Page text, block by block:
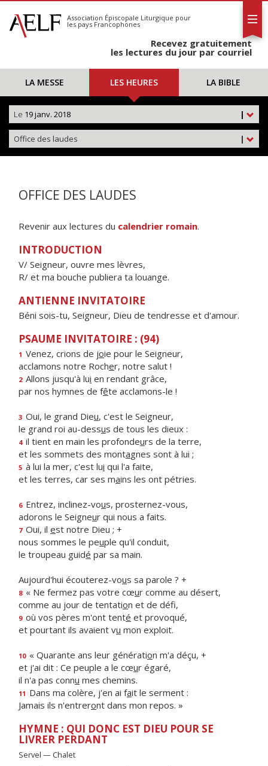
S'abonner
Calendrier
Association Épiscopale Liturgique pour
les pays Francophones
Recevez gratuitement
les lectures du jour par courriel
LA MESSE LES HEURES LA BIBLE
|
Le 19 janv. 2018
|
Office des laudes
OFFICE DES LAUDES
Revenir aux lectures du calendrier romain.
INTRODUCTION
V/ Seigneur, ouvre mes lèvres,
R/ et ma bouche publiera ta louange.
ANTIENNE INVITATOIRE
Béni sois-tu, Seigneur, Dieu de tendresse et d'amour.
PSAUME INVITATOIRE : (94)
1 Venez, crions de joie pour le Seigneur,
acclamons notre Rocher, notre salut !
2 Allons jusqu'à lui en rendant grâce,
par nos hymnes de fête acclamons-le !
3 Oui, le grand Dieu, c'est le Seigneur,
le grand roi au-dessus de tous les dieux :
4 il tient en main les profondeurs de la terre,
et les sommets des montagnes sont à lui ;
5 à lui la mer, c'est lui qui l'a faite,
et les terres, car ses mains les ont pétries.
6 Entrez, inclinez-vous, prosternez-vous,
adorons le Seigneur qui nous a faits.
7 Oui, il est notre Dieu ; +
nous sommes le peuple qu'il conduit,
le troupeau guidé par sa main.
Aujourd'hui écouterez-vous sa parole ? +
8 « Ne fermez pas votre cœur comme au désert,
comme au jour de tentation et de défi,
9 où vos pères m'ont tenté et provoqué,
et pourtant ils avaient vu mon exploit.
10 « Quarante ans leur génération m'a déçu, +
et j'ai dit : Ce peuple a le cœur égaré,
il n'a pas connu mes chemins.
11 Dans ma colère, j'en ai fait le serment :
Jamais ils n'entreront dans mon repos. »
HYMNE : QUI DONC EST DIEU POUR SE
LIVRER PERDANT
Servel — Chalet